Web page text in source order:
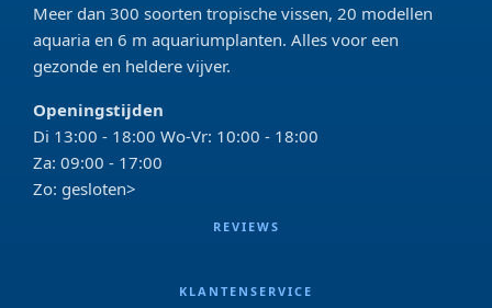
Meer dan 300 soorten tropische vissen, 20 modellen
aquaria en 6 m aquariumplanten. Alles voor een
gezonde en heldere vijver.
Openingstijden
Di 13:00 - 18:00 Wo-Vr: 10:00 - 18:00
Za: 09:00 - 17:00
Zo: gesloten>
REVIEWS
KLANTENSERVICE